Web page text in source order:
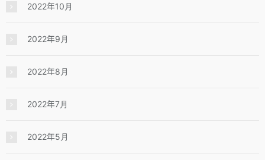
2022年10月
2022年9月
2022年8月
2022年7月
2022年5月